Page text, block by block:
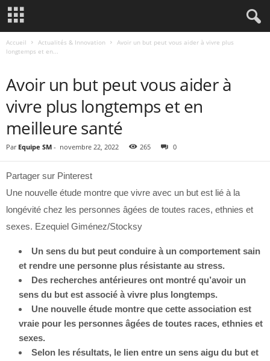
Accueil Actualités & Innovation
Avoir un but peut vous aider à vivre plus
longtemps et en...
Avoir un but peut vous aider à
vivre plus longtemps et en
meilleure santé
Par Equipe SM - novembre 22, 2022 265 0
Partager sur Pinterest
Une nouvelle étude montre que vivre avec un but est lié à la
longévité chez les personnes âgées de toutes races, ethnies et
sexes. Ezequiel Giménez/Stocksy
Un sens du but peut conduire à un comportement sain
et rendre une personne plus résistante au stress.
Des recherches antérieures ont montré qu’avoir un
sens du but est associé à vivre plus longtemps.
Une nouvelle étude montre que cette association est
vraie pour les personnes âgées de toutes races, ethnies et
sexes.
Selon les résultats, le lien entre un sens aigu du but et